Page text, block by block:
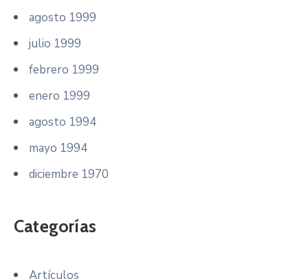
agosto 1999
julio 1999
febrero 1999
enero 1999
agosto 1994
mayo 1994
diciembre 1970
Categorías
Artículos